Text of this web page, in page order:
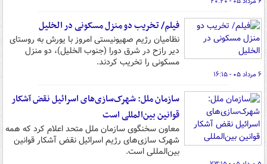
فیلم/ تخریب دو منزل مسکونی در الخلیل
نظامیان رژیم صهیونیستی امروز با یورش به روستای
دیر رازح در شرق دورا (جنوب الخلیل)، دو منزل
مسکونی را تخریب کردند.
۶ مرداد ۰۵ - ۱۶:۱۵
سازمان ملل: شهرک‌سازی‌های اسرائیل نقض آشکار
قوانین بین‌المللی است
معاون سخنگوی سازمان ملل متحد اعلام کرد که همه
شهرک‌ سازی‌های رژیم اسرائیل نقض آشکار قوانین
بین‌المللی است.